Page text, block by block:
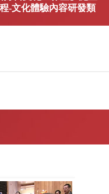
-文化體驗內容研發類